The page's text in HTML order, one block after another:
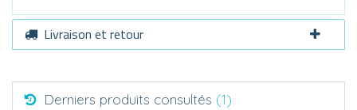
Livraison et retour
Derniers produits consultés (1)